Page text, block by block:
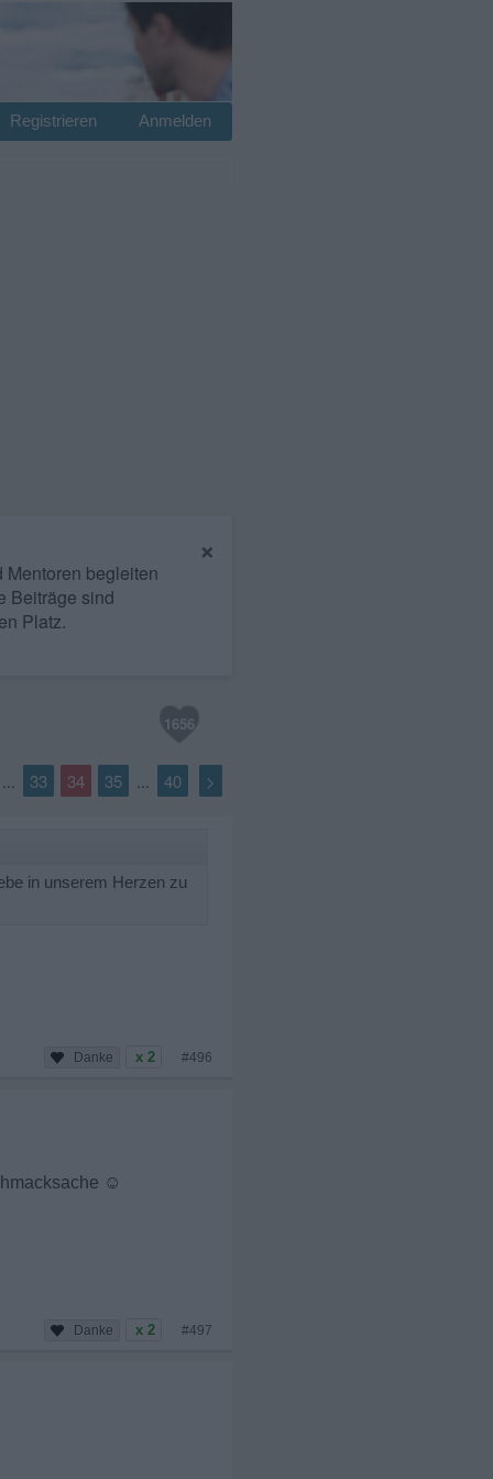
Anmelden
Registrieren
×
begleiten
Beiträge sind
Platz.
1656
33 34 35 ... 40 >
in unserem Herzen zu
x 2 #496
☺
x 2 #497